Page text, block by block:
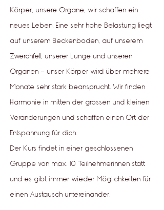
Körper, unsere Organe, wir schaffen ein
neues Leben. Eine sehr hohe Belastung liegt
auf unserem Beckenboden, auf unserem
Zwerchfell, unserer Lunge und unseren
Organen - unser Körper wird über mehrere
Monate sehr stark beansprucht. Wir finden
Harmonie in mitten der grossen und kleinen
Veränderungen und schaffen einen Ort der
Entspannung für dich.
Der Kurs findet in einer geschlossenen
Gruppe von max. 10 Teilnehmerinnen statt
und es gibt immer wieder Möglichkeiten für
einen Austausch untereinander.